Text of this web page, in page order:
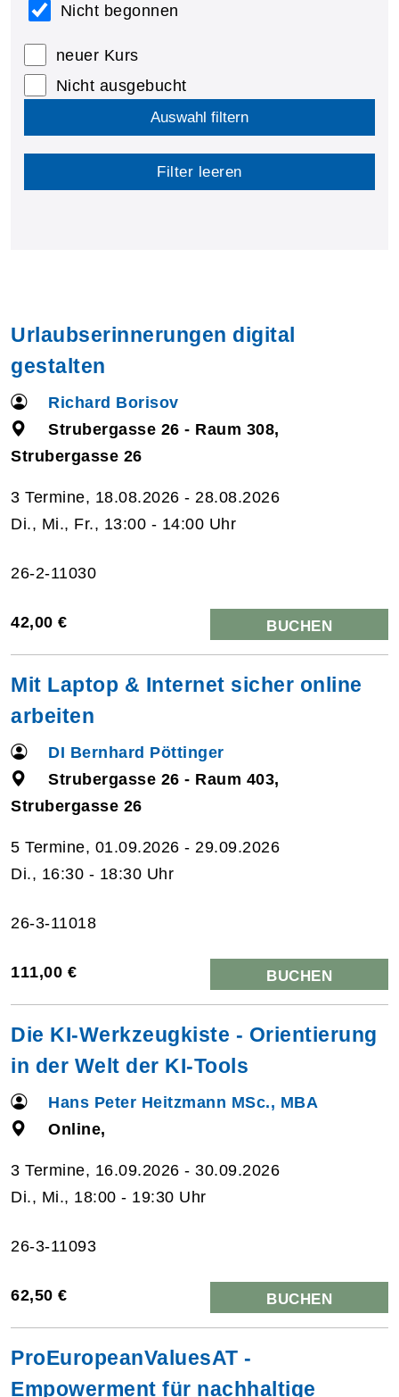
Nicht begonnen
neuer Kurs
Nicht ausgebucht
Auswahl filtern
Filter leeren
Urlaubserinnerungen digital
gestalten
Richard Borisov
Strubergasse 26 - Raum 308,
Strubergasse 26
3 Termine, 18.08.2026 - 28.08.2026
Di., Mi., Fr., 13:00 - 14:00 Uhr
26-2-11030
42,00 € BUCHEN
Mit Laptop & Internet sicher online
arbeiten
DI Bernhard Pöttinger
Strubergasse 26 - Raum 403,
Strubergasse 26
5 Termine, 01.09.2026 - 29.09.2026
Di., 16:30 - 18:30 Uhr
26-3-11018
111,00 € BUCHEN
Die KI-Werkzeugkiste - Orientierung
in der Welt der KI-Tools
Hans Peter Heitzmann MSc., MBA
Online,
3 Termine, 16.09.2026 - 30.09.2026
Di., Mi., 18:00 - 19:30 Uhr
26-3-11093
62,50 € BUCHEN
ProEuropeanValuesAT -
Empowerment für nachhaltige